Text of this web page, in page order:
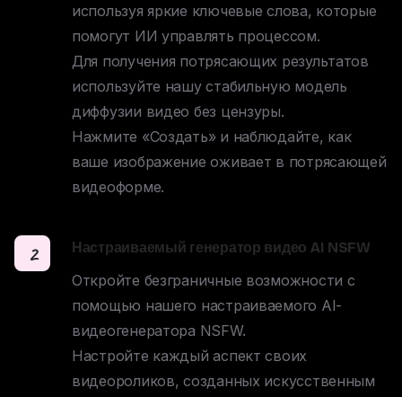
используя яркие ключевые слова, которые
помогут ИИ управлять процессом.
Для получения потрясающих результатов
используйте нашу стабильную модель
диффузии видео без цензуры.
Нажмите «Создать» и наблюдайте, как
ваше изображение оживает в потрясающей
видеоформе.
2 Настраиваемый генератор видео AI NSFW
Откройте безграничные возможности с
помощью нашего настраиваемого AI-
видеогенератора NSFW.
Настройте каждый аспект своих
видеороликов, созданных искусственным